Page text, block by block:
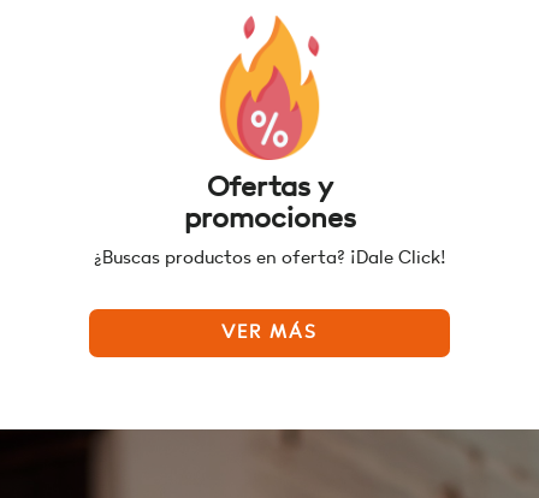
Ofertas y
promociones
¿Buscas productos en oferta? ¡Dale Click!
VER MÁS